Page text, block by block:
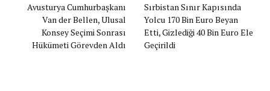
Avusturya Cumhurbaşkanı
Van der Bellen, Ulusal
Konsey Seçimi Sonrası
Hükümeti Görevden Aldı
Sırbistan Sınır Kapısında
Yolcu 170 Bin Euro Beyan
Etti, Gizlediği 40 Bin Euro Ele
Geçirildi